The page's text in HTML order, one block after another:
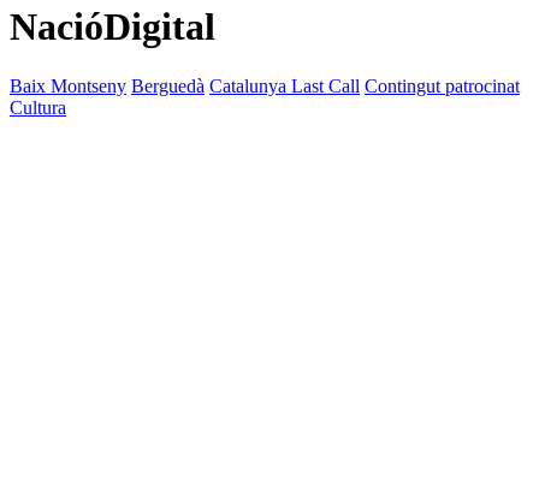
NacióDigital
Baix Montseny Berguedà Catalunya Last Call Contingut patrocinat
Cultura